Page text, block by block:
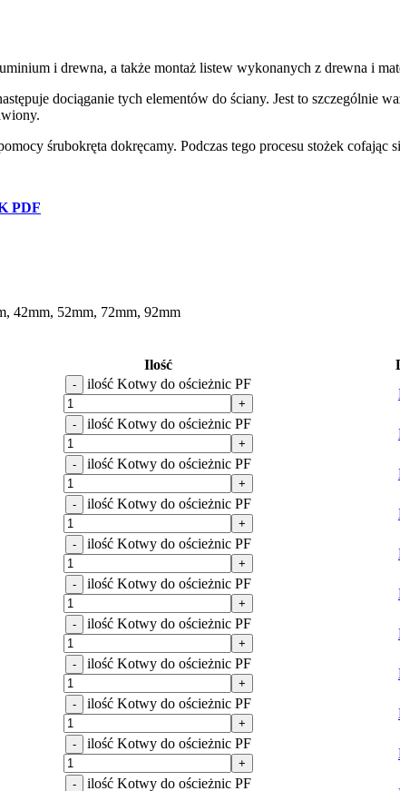
i drewna, a także montaż listew wykonanych z drewna i
dociąganie tych elementów do ściany. Jest to szczególnie
śrubokręta dokręcamy. Podczas tego procesu stożek cofając
PDF
, 42mm, 52mm, 72mm, 92mm
Ilość
- ilość Kotwy do ościeżnic PF
+
- ilość Kotwy do ościeżnic PF
+
- ilość Kotwy do ościeżnic PF
+
- ilość Kotwy do ościeżnic PF
+
- ilość Kotwy do ościeżnic PF
+
- ilość Kotwy do ościeżnic PF
+
- ilość Kotwy do ościeżnic PF
+
- ilość Kotwy do ościeżnic PF
+
- ilość Kotwy do ościeżnic PF
+
- ilość Kotwy do ościeżnic PF
+
- ilość Kotwy do ościeżnic PF